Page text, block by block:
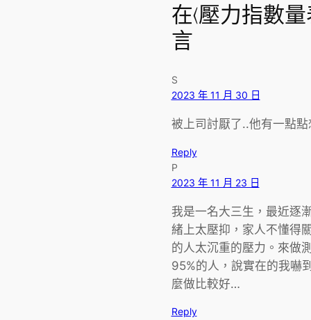
在〈壓力指數
言
S
2023 年 11 月 30 日
被上司討厭了..他有一點
Reply
P
2023 年 11 月 23 日
我是一名大三生，最近逐
緒上太壓抑，家人不懂得
的人太沉重的壓力。來做
95%的人，說實在的我嚇
麼做比較好…
Reply